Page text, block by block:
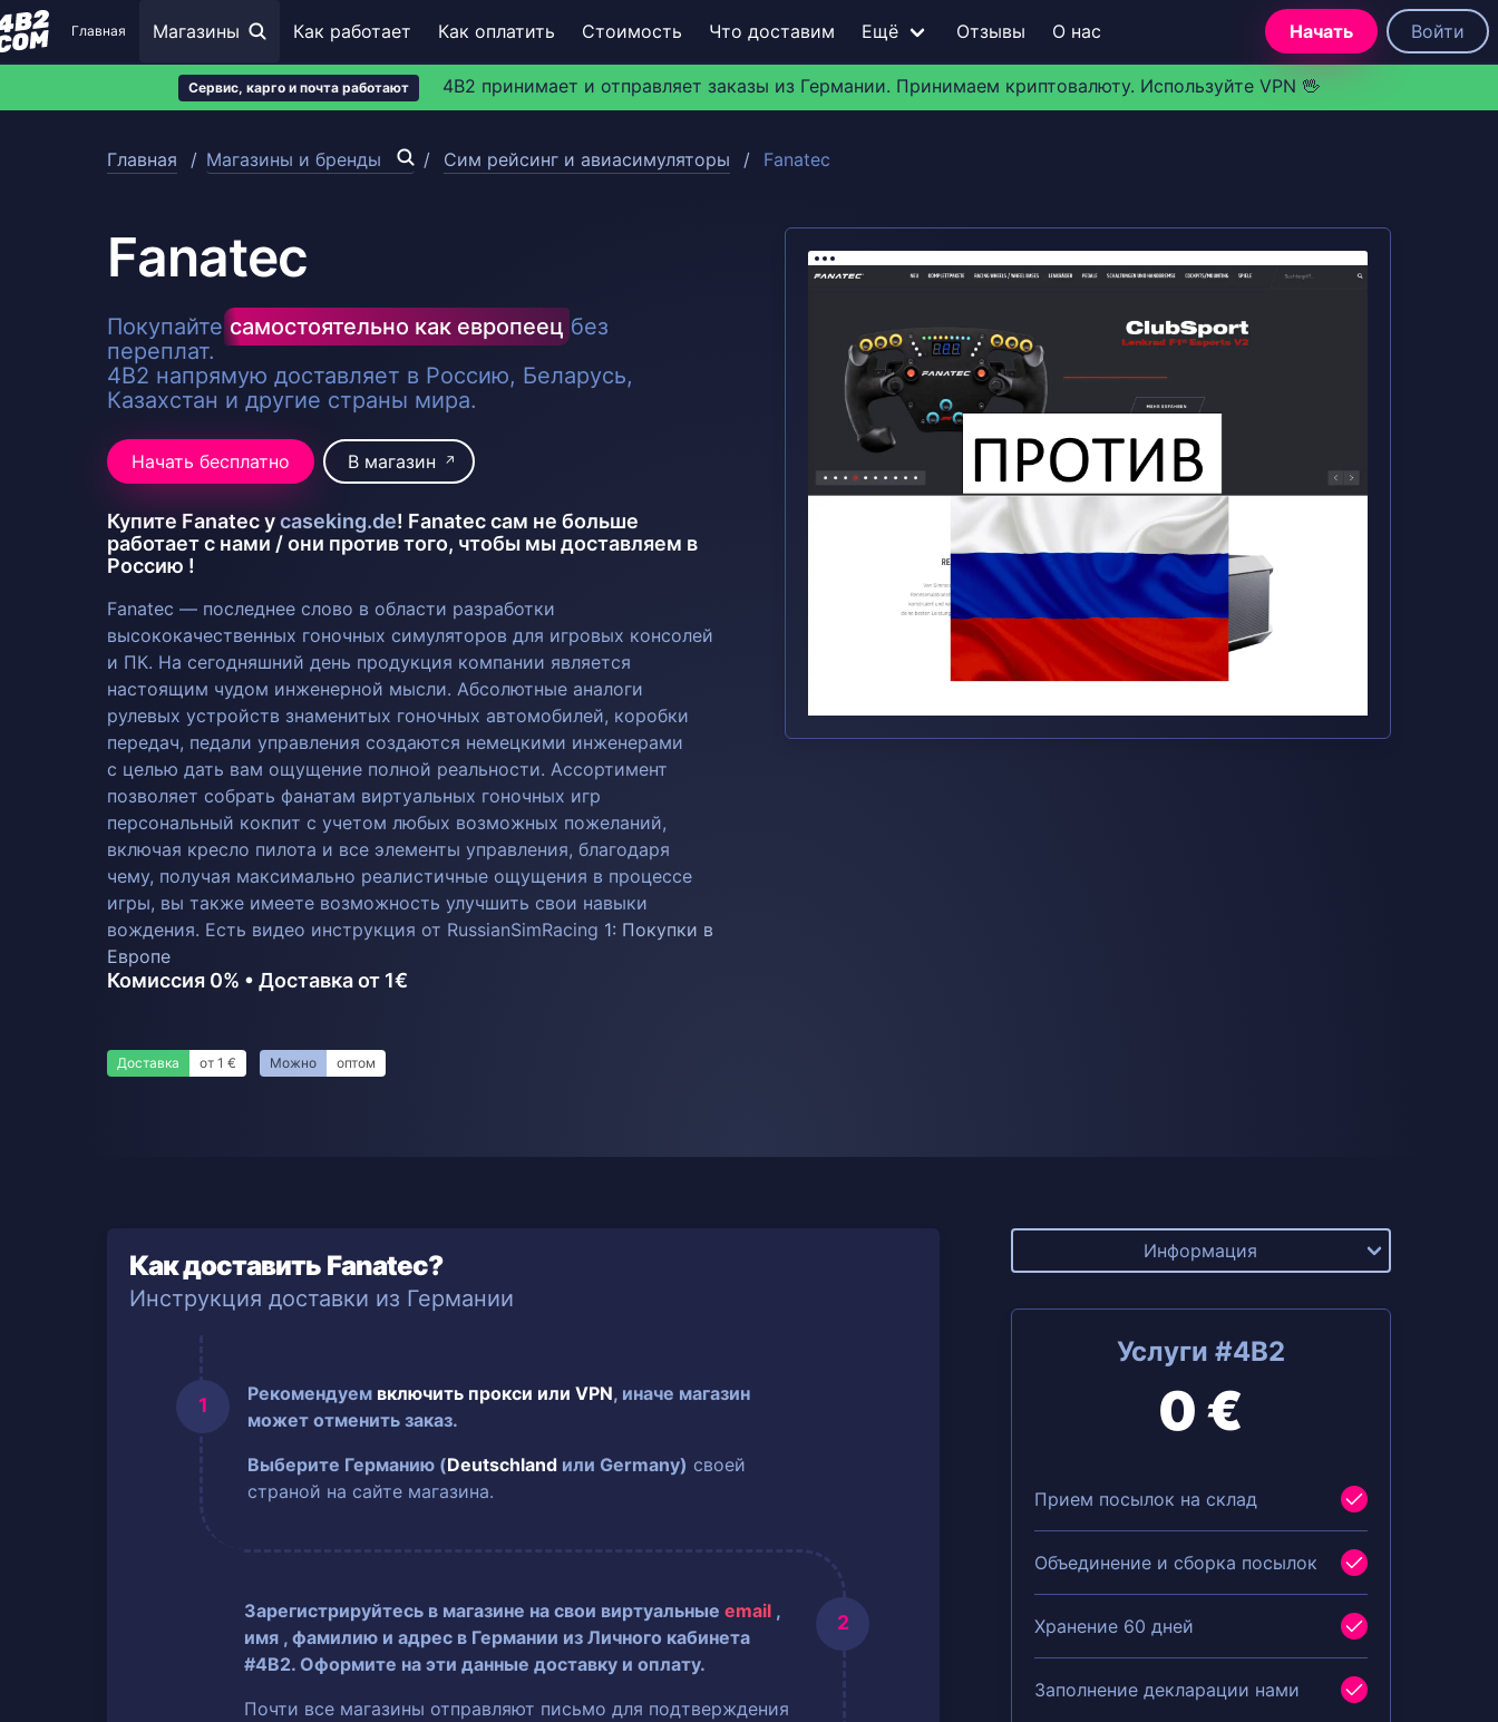
Сервис, карго и почта работают 4B2 принимает и отправляет заказы из Германии. Принимаем криптовалюту. Используйте VPN 🖖
Главная Магазины Как работает Как оплатить Стоимость Что доставим Ещё Отзывы О нас Начать Войти
Главная Магазины и бренды Сим рейсинг и авиасимуляторы Fanatec
Fanatec
Покупайтесамостоятельно как европеец без
переплат.
4B2 напрямую доставляет в Россию, Беларусь,
Казахстан и другие страны мира.
Начать бесплатно В магазин ↗
Купите Fanatec уcaseking.de! Fanatec сам не больше
работает с нами / они против того, чтобы мы доставляем в
Россию !
Fanatec — последнее слово в области разработки
высококачественных гоночных симуляторов для игровых консолей
и ПК. На сегодняшний день продукция компании является
настоящим чудом инженерной мысли. Абсолютные аналоги
рулевых устройств знаменитых гоночных автомобилей, коробки
передач, педали управления создаются немецкими инженерами
с целью дать вам ощущение полной реальности. Ассортимент
позволяет собрать фанатам виртуальных гоночных игр
персональный кокпит с учетом любых возможных пожеланий,
включая кресло пилота и все элементы управления, благодаря
чему, получая максимально реалистичные ощущения в процессе
игры, вы также имеете возможность улучшить свои навыки
вождения. Есть видео инструкция от RussianSimRacing 1: Покупки в
Европе
Комиссия 0% • Доставка от 1€
Доставка от 1 € Можно оптом
Как доставить Fanatec?
Инструкция доставки из Германии
Рекомендуем включить прокси или VPN, иначе магазин
может отменить заказ.
Выберите Германию (Deutschland или Germany) своей
страной на сайте магазина.
Зарегистрируйтесь в магазине на свои виртуальныеemail ,
имя , фамилию и адрес в Германии из Личного кабинета
#4B2. Оформите на эти данные доставку и оплату.
Почти все магазины отправляют письмо для подтверждения
Информация
Услуги #4B2
0 €
Прием посылок на склад
Объединение и сборка посылок
Хранение 60 дней
Заполнение декларации нами